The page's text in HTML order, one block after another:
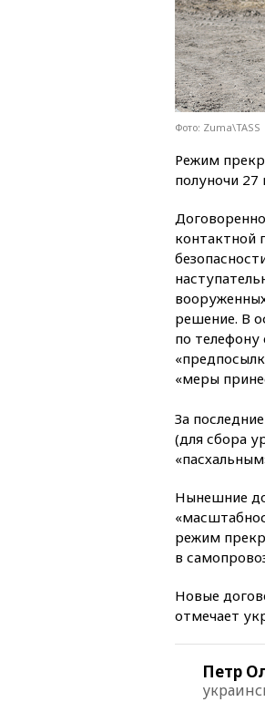
Фото: Zuma\TASS
Режим
полуночи 27
контактной
решение. В
по
«меры
За
(для сбора
Нынешние
режим
в
Новые
отмечает
Петр